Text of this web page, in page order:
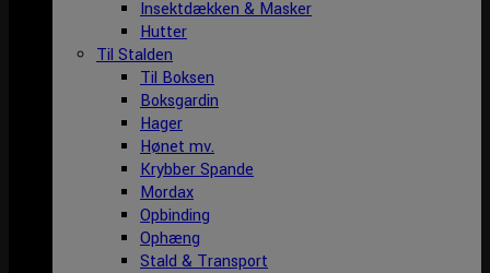
Insektdækken & Masker
Hutter
Til Stalden
Til Boksen
Boksgardin
Hager
Hønet mv.
Krybber Spande
Mordax
Opbinding
Ophæng
Stald & Transport